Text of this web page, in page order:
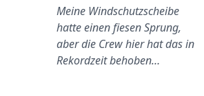
Meine Windschutzscheibe
hatte einen fiesen Sprung,
aber die Crew hier hat das in
Rekordzeit behoben…